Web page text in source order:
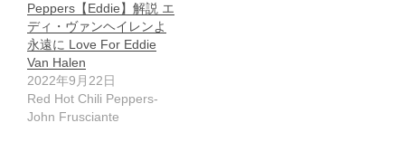
Peppers【Eddie】解説 エ
ディ・ヴァンヘイレンよ
永遠に Love For Eddie
Van Halen
2022年9月22日
Red Hot Chili Peppers-
John Frusciante